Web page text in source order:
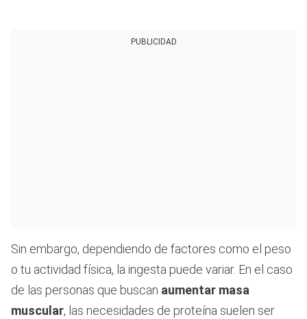
PUBLICIDAD
Sin embargo, dependiendo de factores como el peso
o tu actividad física, la ingesta puede variar. En el caso
de las personas que buscan aumentar masa
muscular, las necesidades de proteína suelen ser